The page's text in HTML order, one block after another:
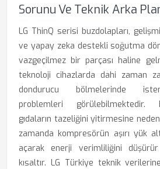
Sorunu Ve Teknik Arka
LG ThinQ serisi buzdolapları,
ve yapay zeka destekli soğutma
vazgeçilmez bir parçası haline
teknoloji cihazlarda dahi zaman
dondurucu bölmelerinde
problemleri görülebilmektedir.
gıdaların tazeliğini yitirmesine
zamanda kompresörün aşırı yük
açarak enerji verimliliğini
kısaltır. LG Türkiye teknik